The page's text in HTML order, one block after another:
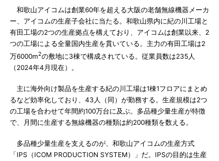
和歌山アイコムは創業60年を超える大阪の老舗無線機器メーカ
ー、アイコムの生産子会社に当たる。和歌山県内に紀の川工場と
有田工場の2つの生産拠点を構えており、アイコムは創業以来、2
つの工場による全量国内生産を貫いている。主力の有田工場は2
万6000m2の敷地に3棟で構成されている。従業員数は235人
（2024年4月現在）。
主に海外向け製品を生産する紀の川工場は1棟1フロアにまとめ
るなど効率化しており、43人（同）が勤務する。生産規模は2つ
の工場を合わせて年間約100万台に及ぶ。多品種少量生産が特徴
で、月間に生産する無線機器の種類は約200種類を数える。
多品種少量生産を支えるのが、和歌山アイコムの生産方式
「IPS（ICOM PRODUCTION SYSTEM）」だ。IPSの目的は生産